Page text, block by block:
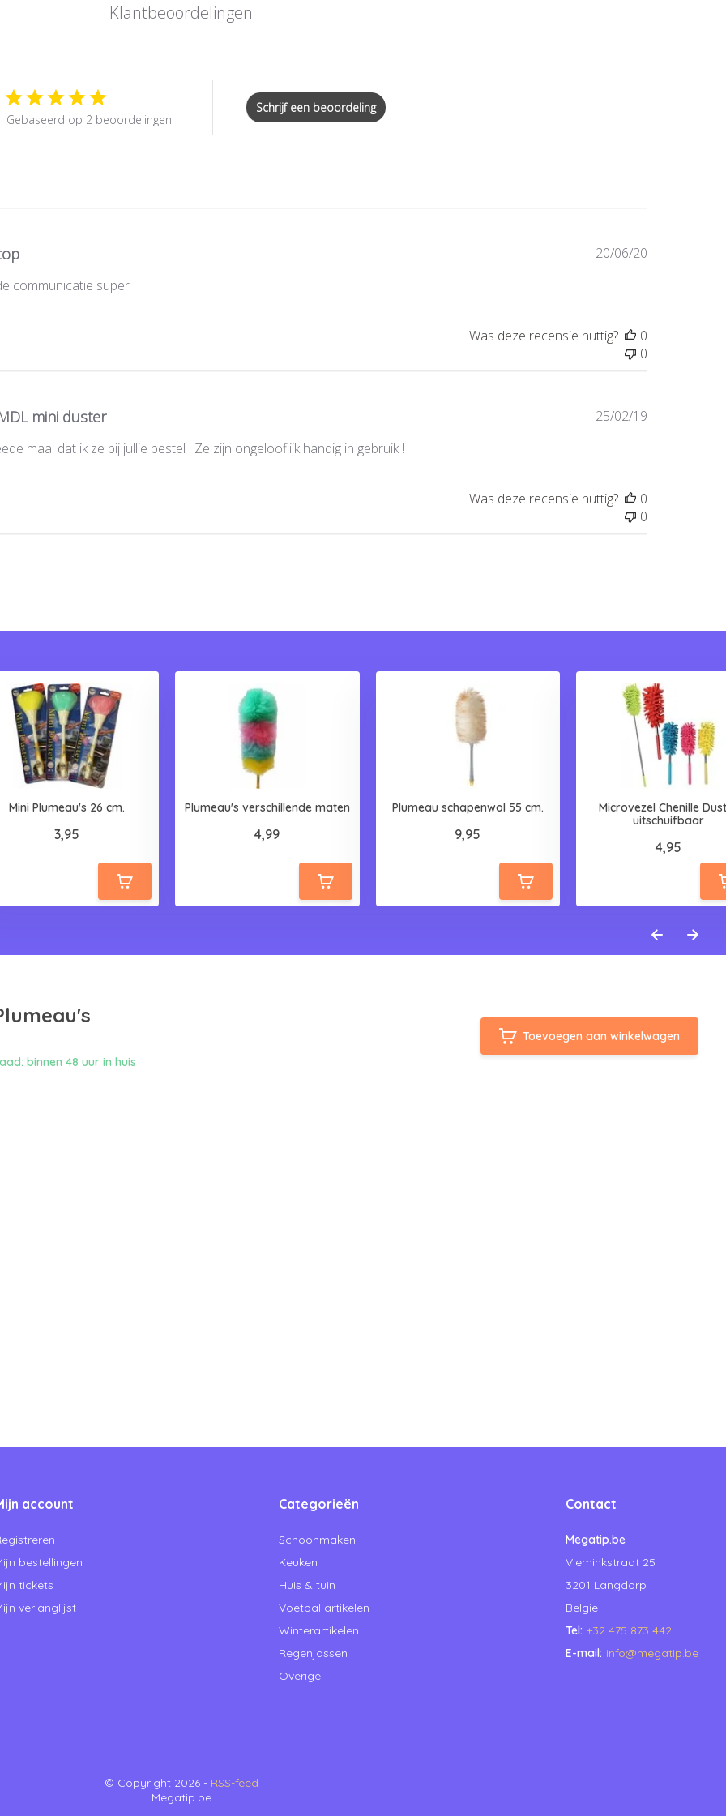
Klantbeoordelingen
Gebaseerd op 2 beoordelingen
Schrijf een beoordeling
communicatie super
20/06/20
Was deze recensie nuttig?
0
0
mini duster
maal dat ik ze bij jullie bestel . Ze zijn ongelooflijk handig in gebruik !
25/02/19
Was deze recensie nuttig?
0
0
Mini Plumeau's 26 cm.
3,95
Plumeau's verschillende maten
4,99
Plumeau schapenwol 55 cm.
9,95
Microvezel Chenille
uitschuifbaar
4,95
binnen 48 uur in huis
Toevoegen aan winkelwagen
account
bestellingen
tickets
verlanglijst
Categorieën
Schoonmaken
Keuken
Huis & tuin
Voetbal artikelen
Winterartikelen
Regenjassen
Overige
Contact
Megatip.be
Vleminkstraat 25
3201 Langdorp
Belgie
Tel: +32 475 873 442
E-mail: info@megatip.be
© Copyright 2026 - RSS-feed
Megatip.be